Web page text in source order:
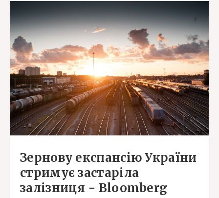
Зернову експансію України
стримує застаріла
залізниця - Bloomberg